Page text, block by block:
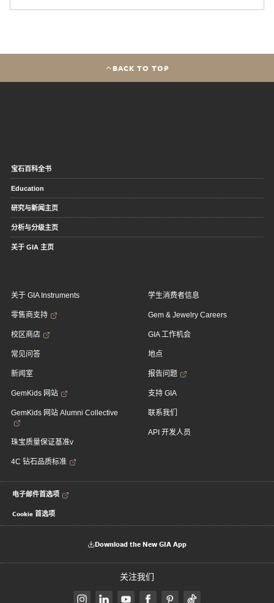
BACK TO TOP
宝石百科全书
Education
研究与新闻主页
分析与分级主页
关于 GIA 主页
关于 GIA Instruments
零售商支持
校区商店
常见问答
新闻室
GemKids 网站
GemKids 网站 Alumni Collective
珠宝质量保证基准v
4C 钻石品质标准
学生消费者信息
Gem & Jewelry Careers
GIA 工作机会
地点
报告问题
支持 GIA
联系我们
API 开发人员
电子邮件首选项
Cookie 首选项
Download the New GIA App
关注我们